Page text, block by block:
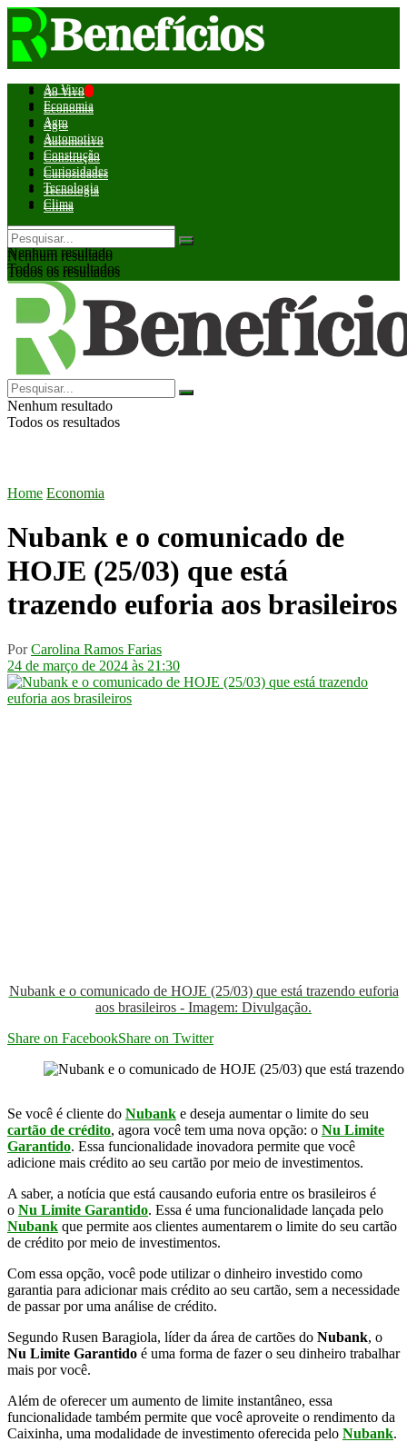
Ao Vivo
Economia
Agro
Automotivo
Construção
Curiosidades
Tecnologia
Clima
Nenhum resultado
Todos os resultados
Ao Vivo
Economia
Agro
Automotivo
Construção
Curiosidades
Tecnologia
Clima
Nenhum resultado
Todos os resultados
Nenhum resultado
Todos os resultados
Home Economia
Nubank e o comunicado de
HOJE (25/03) que está
trazendo euforia aos brasileiros
Por Carolina Ramos Farias
24 de março de 2024 às 21:30
Nubank e o comunicado de HOJE (25/03) que está trazendo euforia
aos brasileiros - Imagem: Divulgação.
Share on FacebookShare on Twitter
Se você é cliente do Nubank e deseja aumentar o limite do seu
cartão de crédito, agora você tem uma nova opção: o Nu Limite
Garantido. Essa funcionalidade inovadora permite que você
adicione mais crédito ao seu cartão por meio de investimentos.
A saber, a notícia que está causando euforia entre os brasileiros é
o Nu Limite Garantido. Essa é uma funcionalidade lançada pelo
Nubank que permite aos clientes aumentarem o limite do seu cartão
de crédito por meio de investimentos.
Com essa opção, você pode utilizar o dinheiro investido como
garantia para adicionar mais crédito ao seu cartão, sem a necessidade
de passar por uma análise de crédito.
Segundo Rusen Baragiola, líder da área de cartões do Nubank, o
Nu Limite Garantido é uma forma de fazer o seu dinheiro trabalhar
mais por você.
Além de oferecer um aumento de limite instantâneo, essa
funcionalidade também permite que você aproveite o rendimento da
Caixinha, uma modalidade de investimento oferecida pelo Nubank.